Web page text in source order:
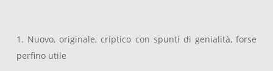
1. Nuovo, originale, criptico con spunti di genialità, forse
perfino utile